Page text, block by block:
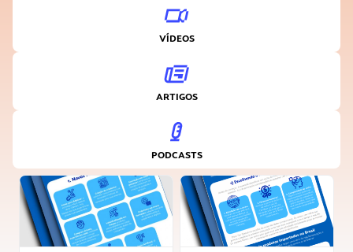
VÍDEOS
ARTIGOS
PODCASTS